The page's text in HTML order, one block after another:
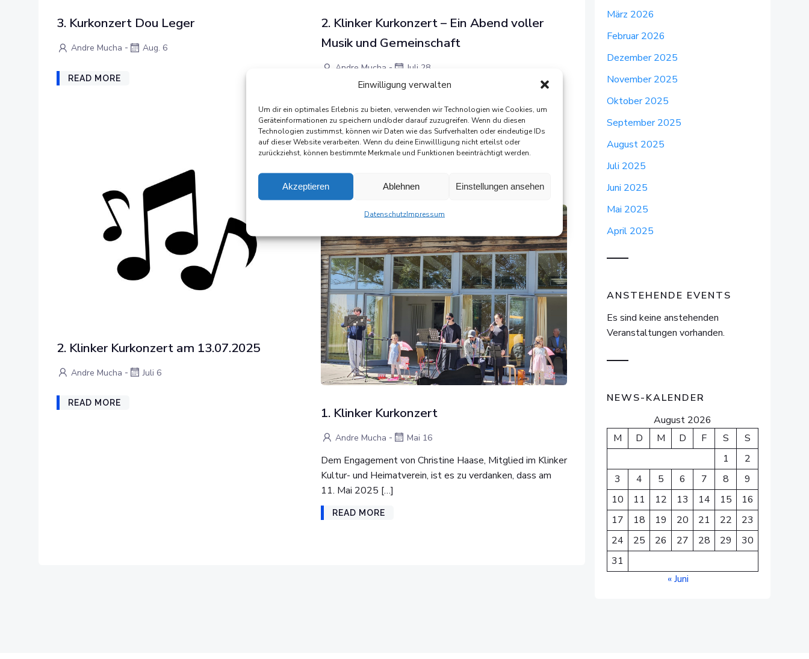
Einwilligung verwalten
Um dir ein optimales Erlebnis zu bieten, verwenden wir Technologien wie Cookies, um
Geräteinformationen zu speichern und/oder darauf zuzugreifen. Wenn du diesen
Technologien zustimmst, können wir Daten wie das Surfverhalten oder eindeutige IDs
auf dieser Website verarbeiten. Wenn du deine Einwillligung nicht erteilst oder
zurückziehst, können bestimmte Merkmale und Funktionen beeinträchtigt werden.
Akzeptieren Ablehnen Einstellungen ansehen
DatenschutzImpressum
3. Kurkonzert Dou Leger
Andre Mucha - Aug. 6
READ MORE
2. Klinker Kurkonzert – Ein Abend voller
Musik und Gemeinschaft
Andre Mucha - Juli 28
Am 13. Juli fand im Rahmen der Kurkonzertreihe ein
besonders stimmungsvoller Abend statt: Jan Wallner
begeisterte rund 70 Gäste mit […]
READ MORE
2. Klinker Kurkonzert am 13.07.2025
Andre Mucha - Juli 6
READ MORE
1. Klinker Kurkonzert
Andre Mucha - Mai 16
Dem Engagement von Christine Haase, Mitglied im Klinker
Kultur- und Heimatverein, ist es zu verdanken, dass am
11. Mai 2025 […]
READ MORE
März 2026
Februar 2026
Dezember 2025
November 2025
Oktober 2025
September 2025
August 2025
Juli 2025
Juni 2025
Mai 2025
April 2025
ANSTEHENDE EVENTS
Es sind keine anstehenden
Veranstaltungen vorhanden.
NEWS-KALENDER
August 2026
M
D M D F S
S
1
2
3
4 5 6 7 8
9
10
11 12 13 14 15
16
17
18 19 20 21 22
23
24
25 26 27 28 29
30
31
« Juni